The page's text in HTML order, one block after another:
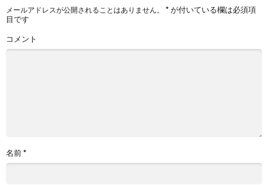
メールアドレスが公開されることはありません。 *が付いている欄は必須項
目です
コメント
名前*